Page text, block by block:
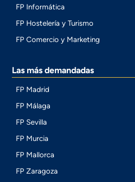
FP Informática
FP Hostelería y Turismo
FP Comercio y Marketing
Las más demandadas
FP Madrid
FP Málaga
FP Sevilla
FP Murcia
FP Mallorca
FP Zaragoza